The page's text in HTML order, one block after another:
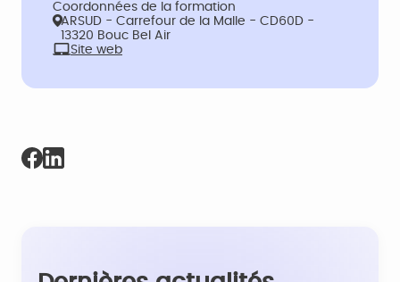
Coordonnées de la formation
ARSUD - Carrefour de la Malle - CD60D -
13320 Bouc Bel Air
Site web